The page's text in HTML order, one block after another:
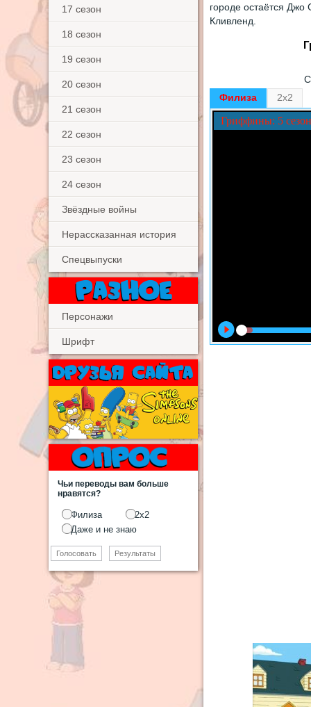
17 сезон
18 сезон
19 сезон
20 сезон
21 сезон
22 сезон
23 сезон
24 сезон
Звёздные войны
Нерассказанная история
Спецвыпуски
Персонажи
Шрифт
Чьи переводы вам больше
нравятся?
Филиза
2х2
Даже и не знаю
Голосовать Результаты
городе остаётся Джо
Кливленд.
Филиза
2x2
Гриффины: 5